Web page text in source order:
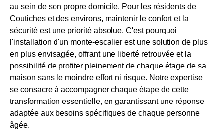
au sein de son propre domicile. Pour les résidents de
Coutiches et des environs, maintenir le confort et la
sécurité est une priorité absolue. C'est pourquoi
l'installation d'un monte-escalier est une solution de plus
en plus envisagée, offrant une liberté retrouvée et la
possibilité de profiter pleinement de chaque étage de sa
maison sans le moindre effort ni risque. Notre expertise
se consacre à accompagner chaque étape de cette
transformation essentielle, en garantissant une réponse
adaptée aux besoins spécifiques de chaque personne
âgée.